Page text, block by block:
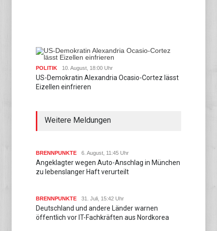
POLITIK 10. August, 18:00 Uhr
US-Demokratin Alexandria Ocasio-Cortez lässt
Eizellen einfrieren
Weitere Meldungen
BRENNPUNKTE 6. August, 11:45 Uhr
Angeklagter wegen Auto-Anschlag in München
zu lebenslanger Haft verurteilt
BRENNPUNKTE 31. Juli, 15:42 Uhr
Deutschland und andere Länder warnen
öffentlich vor IT-Fachkräften aus Nordkorea